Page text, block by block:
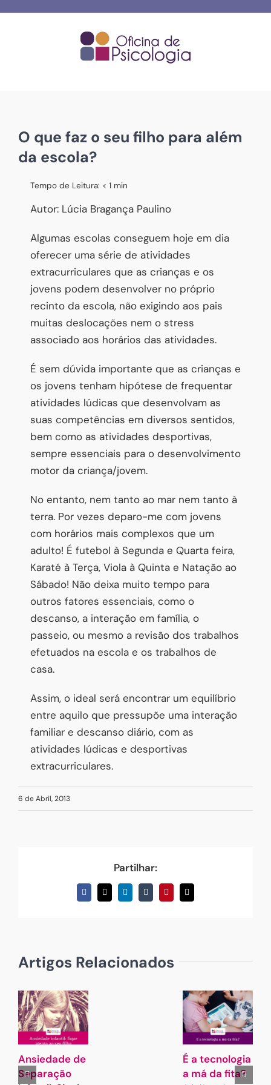
O que faz o seu filho para além
da escola?
Tempo de Leitura: < 1 min
Autor: Lúcia Bragança Paulino
Algumas escolas conseguem hoje em dia
oferecer uma série de atividades
extracurriculares que as crianças e os
jovens podem desenvolver no próprio
recinto da escola, não exigindo aos pais
muitas deslocações nem o stress
associado aos horários das atividades.
É sem dúvida importante que as crianças e
os jovens tenham hipótese de frequentar
atividades lúdicas que desenvolvam as
suas competências em diversos sentidos,
bem como as atividades desportivas,
sempre essenciais para o desenvolvimento
motor da criança/jovem.
No entanto, nem tanto ao mar nem tanto à
terra. Por vezes deparo-me com jovens
com horários mais complexos que um
adulto! É futebol à Segunda e Quarta feira,
Karaté à Terça, Viola à Quinta e Natação ao
Sábado! Não deixa muito tempo para
outros fatores essenciais, como o
descanso, a interação em família, o
passeio, ou mesmo a revisão dos trabalhos
efetuados na escola e os trabalhos de
casa.
Assim, o ideal será encontrar um equilíbrio
entre aquilo que pressupõe uma interação
familiar e descanso diário, com as
atividades lúdicas e desportivas
extracurriculares.
6 de Abril, 2013
Partilhar:
Facebook
X LinkedInTumblrPinterestEmail
(necessário
Artigos Relacionados
Ansiedade de
Separação
É a tecnologia
a má da fita?